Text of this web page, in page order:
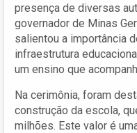
presença de diversas
governador de Minas
salientou a importância
infraestrutura
um ensino que
Na cerimônia, foram
construção da escola,
milhões. Este valor é